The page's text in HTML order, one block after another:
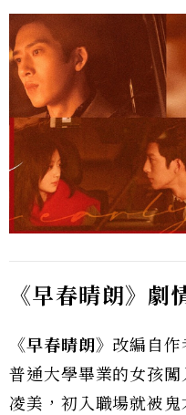
《早春晴朗》劇
《早春晴朗》 改編自
普通大學畢業的女孩
凌美，初入職場就被